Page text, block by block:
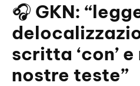
🎧 GKN:
scritta ‘con’ e
nostre teste”